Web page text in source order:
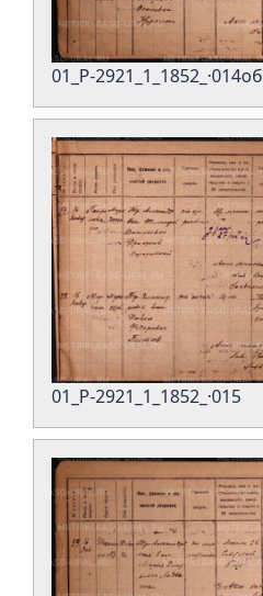
01_Р-2921_1_1852_·014об
01_Р-2921_1_1852_·015